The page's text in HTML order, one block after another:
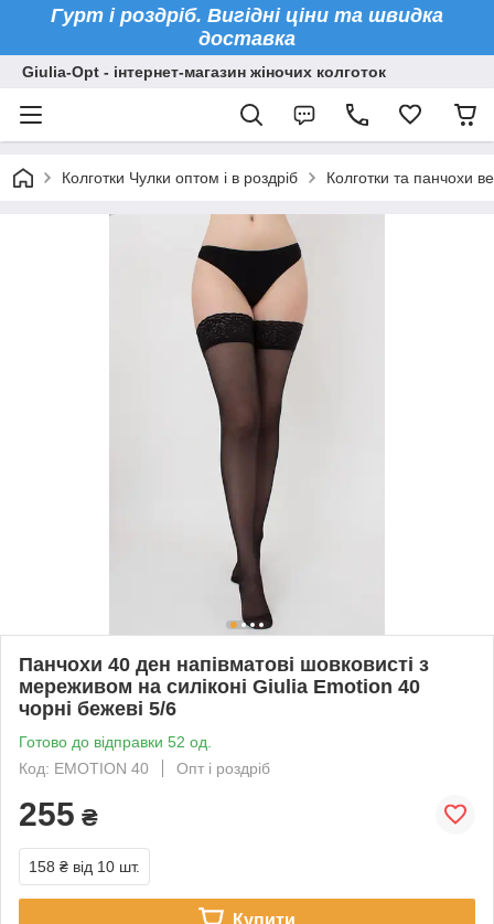
Гурт і роздріб. Вигідні ціни та швидка
доставка
Giulia-Opt - інтернет-магазин жіночих колготок
Колготки Чулки оптом і в роздріб Колготки та панчохи
Панчохи 40 ден напівматові шовковисті з
мереживом на силіконі Giulia Emotion 40
чорні бежеві 5/6
Готово до відправки 52 од.
Код: EMOTION 40
Опт і роздріб
255 ₴
158 ₴ від 10 шт.
Купити